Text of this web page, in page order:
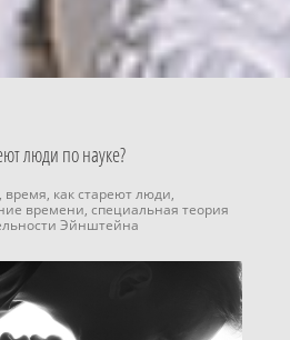
люди по науке?
время, как стареют люди,
времени, специальная теория
Эйнштейна